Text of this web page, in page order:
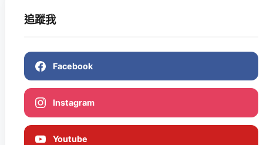
追蹤我
Facebook
Instagram
Youtube